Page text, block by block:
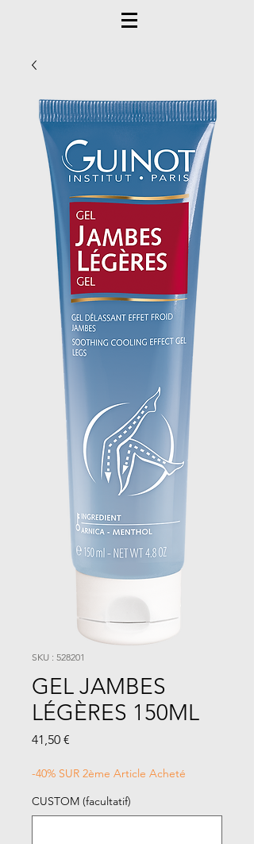
SKU : 528201
GEL JAMBES
LÉGÈRES 150ML
41,50 €
-40% SUR 2ème Article Acheté
CUSTOM (facultatif)